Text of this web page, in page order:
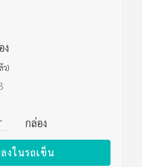
ง
ว)
กล่อง
งในรถเข็น